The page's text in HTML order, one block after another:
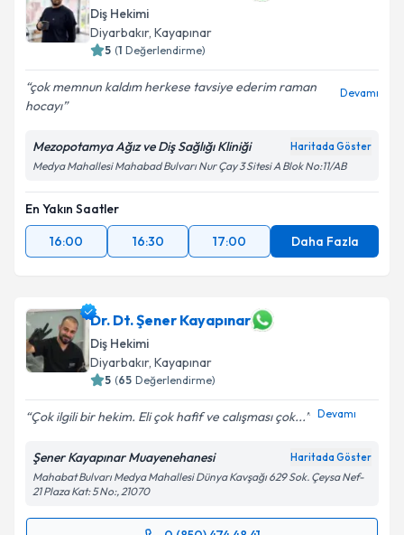
Diş Hekimi
Diyarbakır, Kayapınar
5 (1 Değerlendirme)
çok memnun kaldım herkese tavsiye ederim raman
hocayı
Devamı
Mezopotamya Ağız ve Diş Sağlığı Kliniği Haritada Göster
Medya Mahallesi Mahabad Bulvarı Nur Çay 3 Sitesi A Blok No:11/AB
En Yakın Saatler
16:00
16:30 17:00 Daha Fazla
Dr. Dt. Şener Kayapınar
Diş Hekimi
Diyarbakır, Kayapınar
5 (65 Değerlendirme)
Çok ilgili bir hekim. Eli çok hafif ve calışması çok... Devamı
Şener Kayapınar Muayenehanesi Haritada Göster
Mahabat Bulvarı Medya Mahallesi Dünya Kavşağı 629 Sok. Çeysa Nef-
21 Plaza Kat: 5 No:, 21070